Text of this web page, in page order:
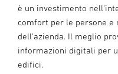
è un investimento
comfort per le persone e
dell'azienda. Il meglio
informazioni digitali per
edifici.